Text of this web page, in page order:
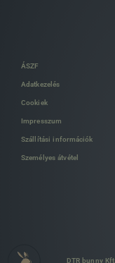
ÁSZF
Adatkezelés
Cookiek
Impresszum
Szállítási információk
Személyes átvétel
DTR bunny Kft.